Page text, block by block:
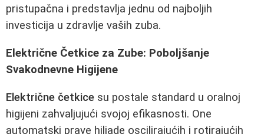
pristupačna i predstavlja jednu od najboljih
investicija u zdravlje vaših zuba.
Električne Četkice za Zube: Poboljšanje
Svakodnevne Higijene
Električne četkice su postale standard u oralnoj
higijeni zahvaljujući svojoj efikasnosti. One
automatski prave hiljade oscilirajućih i rotirajućih